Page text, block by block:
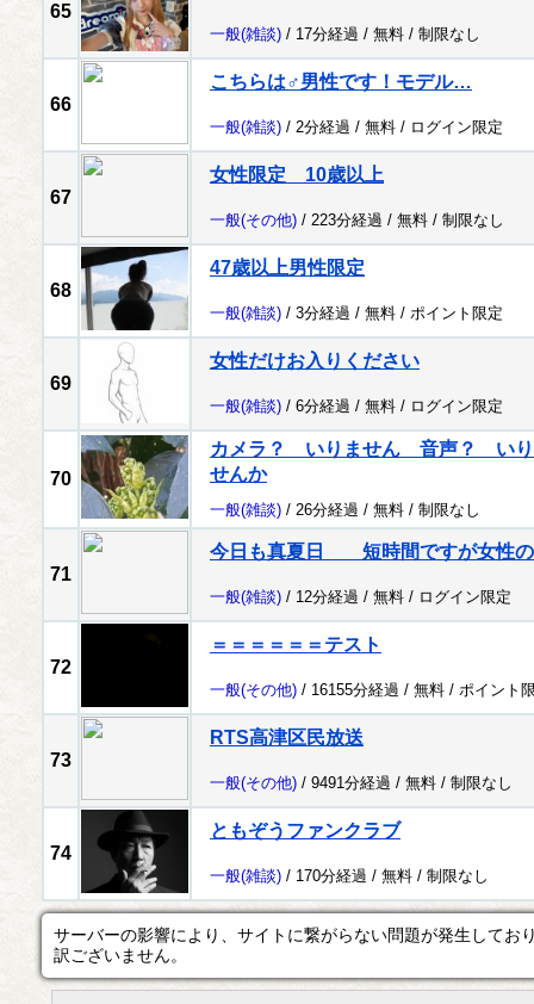
65
一般(雑談) / 17分経過 / 無料 / 制限なし
66
こちらは♂男性です！モデル…
一般(雑談) / 2分経過 / 無料 / ログイン限定
67
女性限定 10歳以上
一般(その他) / 223分経過 / 無料 / 制限なし
68
47歳以上男性限定
一般(雑談) / 3分経過 / 無料 / ポイント限定
69
女性だけお入りください
一般(雑談) / 6分経過 / 無料 / ログイン限定
70
カメラ？ いりません 音声？ いり
せんか
一般(雑談) / 26分経過 / 無料 / 制限なし
71
今日も真夏日 短時間ですが女性
一般(雑談) / 12分経過 / 無料 / ログイン限定
72
＝＝＝＝＝＝テスト
一般(その他) / 16155分経過 / 無料 / ポイント
73
RTS高津区民放送
一般(その他) / 9491分経過 / 無料 / 制限なし
74
ともぞうファンクラブ
一般(雑談) / 170分経過 / 無料 / 制限なし
サーバーの影響により、サイトに繋がらない問題が発生してお
訳ございません。